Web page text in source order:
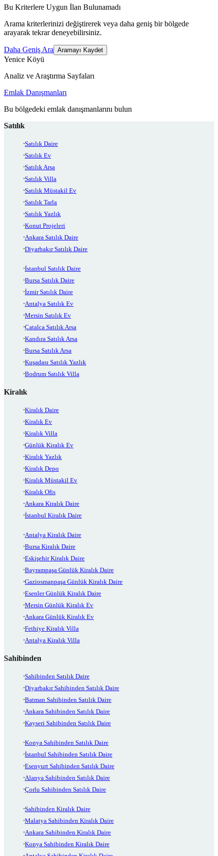
Bu Kriterlere Uygun İlan Bulunamadı
Arama kriterlerinizi değiştirerek veya daha geniş bir bölgede
arayarak tekrar deneyebilirsiniz.
Daha Geniş Ara Aramayı Kaydet
Yenice Köyü
Analiz ve Araştırma Sayfaları
Emlak Danışmanları
Bu bölgedeki emlak danışmanlarını bulun
Satılık
Satılık Daire
Satılık Ev
Satılık Arsa
Satılık Villa
Satılık Müstakil Ev
Satılık Tarla
Satılık Yazlık
Konut Projeleri
Ankara Satılık Daire
Diyarbakır Satılık Daire
İstanbul Satılık Daire
Bursa Satılık Daire
İzmir Satılık Daire
Antalya Satılık Ev
Mersin Satılık Ev
Çatalca Satılık Arsa
Kandıra Satılık Arsa
Bursa Satılık Arsa
Kuşadası Satılık Yazlık
Bodrum Satılık Villa
Kiralık
Kiralık Daire
Kiralık Ev
Kiralık Villa
Günlük Kiralık Ev
Kiralık Yazlık
Kiralık Depo
Kiralık Müstakil Ev
Kiralık Ofis
Ankara Kiralık Daire
İstanbul Kiralık Daire
Antalya Kiralık Daire
Bursa Kiralık Daire
Eskişehir Kiralık Daire
Bayrampaşa Günlük Kiralık Daire
Gaziosmanpaşa Günlük Kiralık Daire
Esenler Günlük Kiralık Daire
Mersin Günlük Kiralık Ev
Ankara Günlük Kiralık Ev
Fethiye Kiralık Villa
Antalya Kiralık Villa
Sahibinden
Sahibinden Satılık Daire
Diyarbakır Sahibinden Satılık Daire
Batman Sahibinden Satılık Daire
Ankara Sahibinden Satılık Daire
Kayseri Sahibinden Satılık Daire
Konya Sahibinden Satılık Daire
İstanbul Sahibinden Satılık Daire
Esenyurt Sahibinden Satılık Daire
Alanya Sahibinden Satılık Daire
Çorlu Sahibinden Satılık Daire
Sahibinden Kiralık Daire
Malatya Sahibinden Kiralık Daire
Ankara Sahibinden Kiralık Daire
Konya Sahibinden Kiralık Daire